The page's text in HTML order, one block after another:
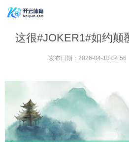
这很#JOKER1#如约颠
发布日期：2026-04-13